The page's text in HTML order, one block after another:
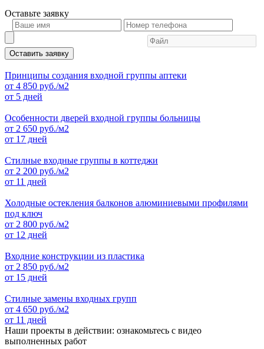
Оставьте заявку
Оставить заявку
Принципы создания входной группы аптеки
от 4 850 руб./м2
от 5 дней
Особенности дверей входной группы больницы
от 2 650 руб./м2
от 17 дней
Стилные входные группы в коттеджи
от 2 200 руб./м2
от 11 дней
Холодные остекления балконов алюминиевыми профилями
под ключ
от 2 800 руб./м2
от 12 дней
Входние конструкции из пластика
от 2 850 руб./м2
от 15 дней
Стилные замены входных групп
от 4 650 руб./м2
от 11 дней
Наши проекты в действии: ознакомьтесь с видео
выполненных работ